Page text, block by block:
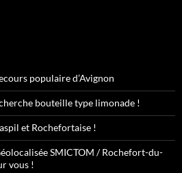
populaire d’Avignon
bouteille type limonade !
et Rochefortaise !
SMICTOM / Rochefort-du-
vous !